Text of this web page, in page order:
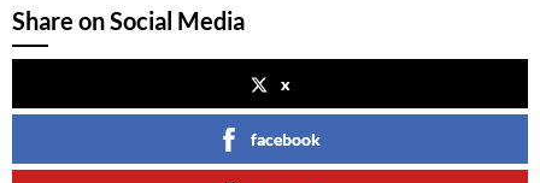
Share on Social Media
x
facebook